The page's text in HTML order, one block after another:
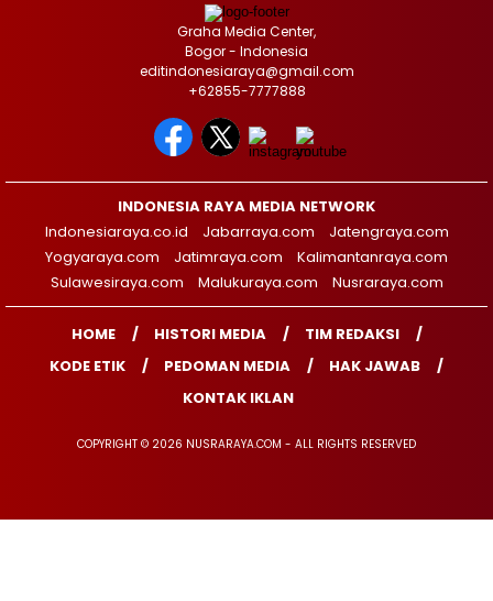
Graha Media Center,
Bogor - Indonesia
editindonesiaraya@gmail.com
+62855-7777888
INDONESIA RAYA MEDIA NETWORK
Indonesiaraya.co.id
Jabarraya.com
Jatengraya.com
Yogyaraya.com
Jatimraya.com
Kalimantanraya.com
Sulawesiraya.com
Malukuraya.com Nusraraya.com
HOME HISTORI MEDIA
TIM REDAKSI
KODE ETIK
PEDOMAN MEDIA
HAK JAWAB
KONTAK IKLAN
COPYRIGHT © 2026 NUSRARAYA.COM - ALL RIGHTS RESERVED